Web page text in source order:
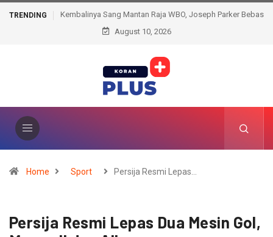
TRENDING
Kembalinya Sang Mantan Raja WBO, Joseph Parker Bebas
Hukuman, Siap Mengacak-acak Kelas Berat
August 10, 2026
Home Sport Persija Resmi Lepas…
Persija Resmi Lepas Dua Mesin Gol,